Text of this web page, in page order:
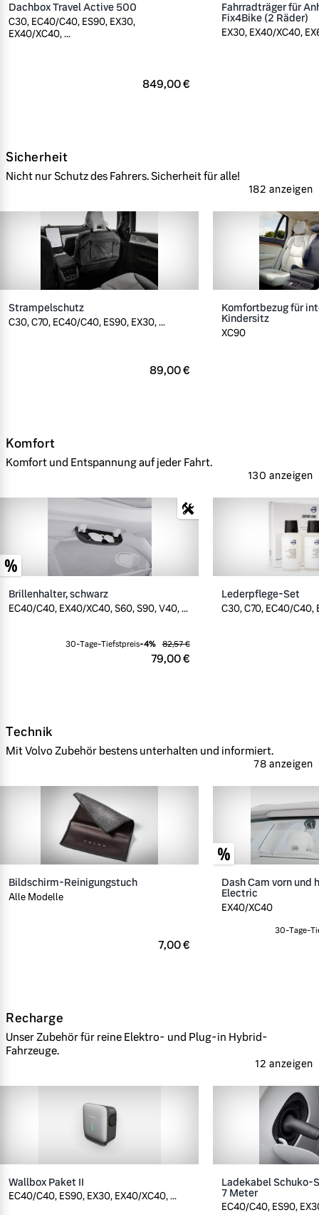
Dachbox Travel Active 500
C30, EC40/C40, ES90, EX30,
EX40/XC40, ...
849,00 €
Fahrradträger für
Fix4Bike (2 Räder)
EX30, EX40/XC40,
Sicherheit
Nicht nur Schutz des Fahrers. Sicherheit für alle!
182 anzeigen
Strampelschutz
C30, C70, EC40/C40, ES90, EX30, ...
89,00 €
Komfortbezug für
Kindersitz
XC90
Komfort
Komfort und Entspannung auf jeder Fahrt.
130 anzeigen
Brillenhalter, schwarz
EC40/C40, EX40/XC40, S60, S90, V40, ...
79,00 €
30-Tage-Tiefstpreis-4% 82,57 €
Lederpflege-Set
C30, C70, EC40/C40,
Technik
Mit Volvo Zubehör bestens unterhalten und informiert.
78 anzeigen
Bildschirm-Reinigungstuch
Alle Modelle
7,00 €
Dash Cam vorn und
Electric
EX40/XC40
30-Tage-
Recharge
Unser Zubehör für reine Elektro- und Plug-in Hybrid-
Fahrzeuge.
12 anzeigen
Wallbox Paket II
EC40/C40, ES90, EX30, EX40/XC40, ...
Ladekabel Schuko-
7 Meter
EC40/C40, ES90,